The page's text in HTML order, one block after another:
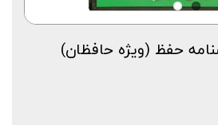
حفظ (ویژه حافظان)